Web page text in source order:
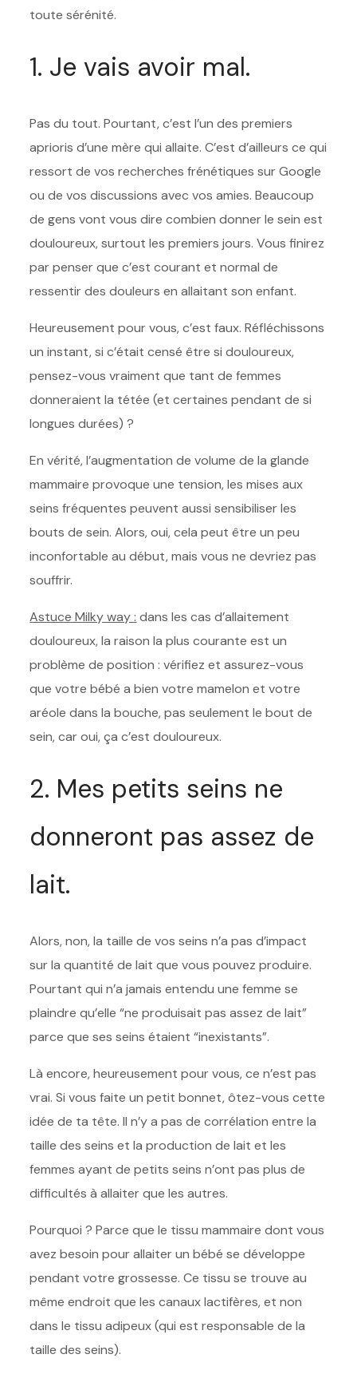
toute sérénité.
1. Je vais avoir mal.
Pas du tout. Pourtant, c’est l’un des premiers
aprioris d’une mère qui allaite. C’est d’ailleurs ce qui
ressort de vos recherches frénétiques sur Google
ou de vos discussions avec vos amies. Beaucoup
de gens vont vous dire combien donner le sein est
douloureux, surtout les premiers jours. Vous finirez
par penser que c’est courant et normal de
ressentir des douleurs en allaitant son enfant.
Heureusement pour vous, c’est faux. Réfléchissons
un instant, si c’était censé être si douloureux,
pensez-vous vraiment que tant de femmes
donneraient la tétée (et certaines pendant de si
longues durées) ?
En vérité, l’augmentation de volume de la glande
mammaire provoque une tension, les mises aux
seins fréquentes peuvent aussi sensibiliser les
bouts de sein. Alors, oui, cela peut être un peu
inconfortable au début, mais vous ne devriez pas
souffrir.
Astuce Milky way : dans les cas d’allaitement
douloureux, la raison la plus courante est un
problème de position : vérifiez et assurez-vous
que votre bébé a bien votre mamelon et votre
aréole dans la bouche, pas seulement le bout de
sein, car oui, ça c’est douloureux.
2. Mes petits seins ne
donneront pas assez de
lait.
Alors, non, la taille de vos seins n’a pas d’impact
sur la quantité de lait que vous pouvez produire.
Pourtant qui n’a jamais entendu une femme se
plaindre qu’elle “ne produisait pas assez de lait”
parce que ses seins étaient “inexistants”.
Là encore, heureusement pour vous, ce n’est pas
vrai. Si vous faite un petit bonnet, ôtez-vous cette
idée de ta tête. Il n’y a pas de corrélation entre la
taille des seins et la production de lait et les
femmes ayant de petits seins n’ont pas plus de
difficultés à allaiter que les autres.
Pourquoi ? Parce que le tissu mammaire dont vous
avez besoin pour allaiter un bébé se développe
pendant votre grossesse. Ce tissu se trouve au
même endroit que les canaux lactifères, et non
dans le tissu adipeux (qui est responsable de la
taille des seins).